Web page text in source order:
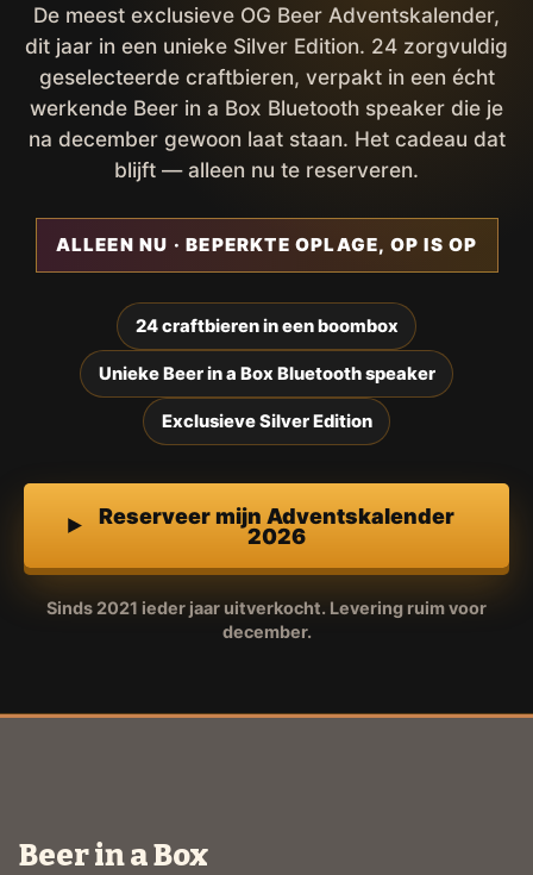
De meest exclusieve OG Beer Adventskalender,
dit jaar in een unieke Silver Edition. 24 zorgvuldig
geselecteerde craftbieren, verpakt in een écht
werkende Beer in a Box Bluetooth speaker die je
na december gewoon laat staan. Het cadeau dat
blijft — alleen nu te reserveren.
ALLEEN NU · BEPERKTE OPLAGE, OP IS OP
24 craftbieren in een boombox
Unieke Beer in a Box Bluetooth speaker
Exclusieve Silver Edition
Reserveer mijn Adventskalender
2026
Sinds 2021 ieder jaar uitverkocht. Levering ruim voor
december.
Beer in a Box